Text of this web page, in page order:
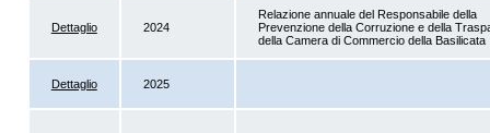
Dettaglio 2024
Relazione annuale del Responsabile della
Prevenzione della Corruzione e della
della Camera di Commercio della Basilicata
Dettaglio 2025